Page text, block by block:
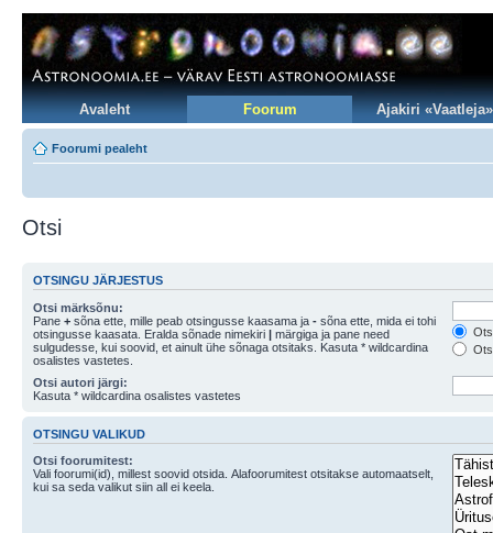
Avaleht Foorum Ajakiri «Vaatleja»
Foorumi pealeht
Otsi
OTSINGU JÄRJESTUS
Otsi märksõnu:
Pane + sõna ette, mille peab otsingusse kaasama ja - sõna ette, mida ei tohi
otsingusse kaasata. Eralda sõnade nimekiri | märgiga ja pane need
sulgudesse, kui soovid, et ainult ühe sõnaga otsitaks. Kasuta * wildcardina
osalistes vastetes.
Otsi autori järgi:
Kasuta * wildcardina osalistes vastetes
OTSINGU VALIKUD
Otsi foorumitest:
Vali foorumi(id), millest soovid otsida. Alafoorumitest otsitakse automaatselt,
kui sa seda valikut siin all ei keela.